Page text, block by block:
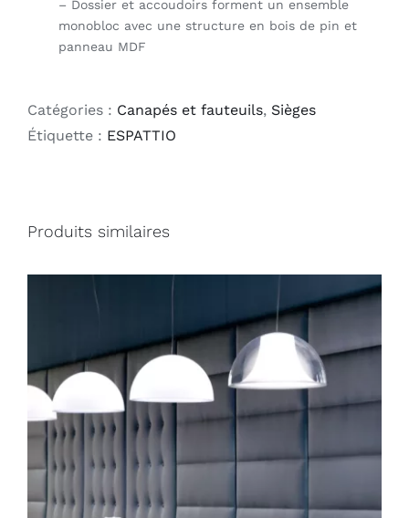
– Dossier et accoudoirs forment un ensemble
monobloc avec une structure en bois de pin et
panneau MDF
Catégories : Canapés et fauteuils, Sièges
Étiquette : ESPATTIO
Produits similaires